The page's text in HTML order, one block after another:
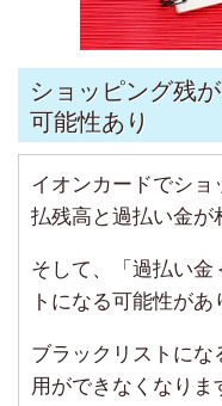
ショッピング残
可能性あり
イオンカードでシ
払残高と過払い金が
そして、「過払い金
トになる可能性があ
ブラックリストに
用ができなくなりま